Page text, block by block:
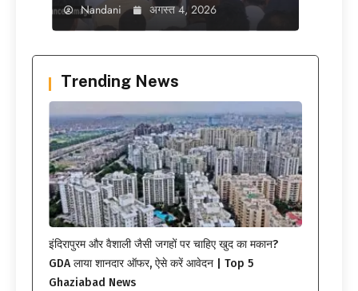
Nandani अगस्त 4, 2026
Trending News
इंदिरापुरम और वैशाली जैसी जगहों पर चाहिए खुद का मकान?
GDA लाया शानदार ऑफर, ऐसे करें आवेदन | Top 5
Ghaziabad News